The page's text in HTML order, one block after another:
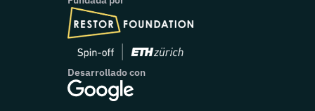
Desarrollado con